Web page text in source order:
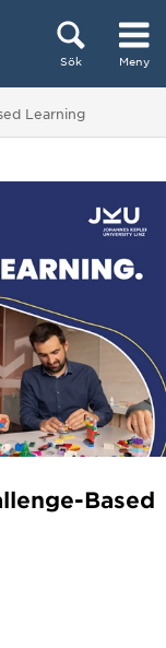
Sök Meny
Learning
Based